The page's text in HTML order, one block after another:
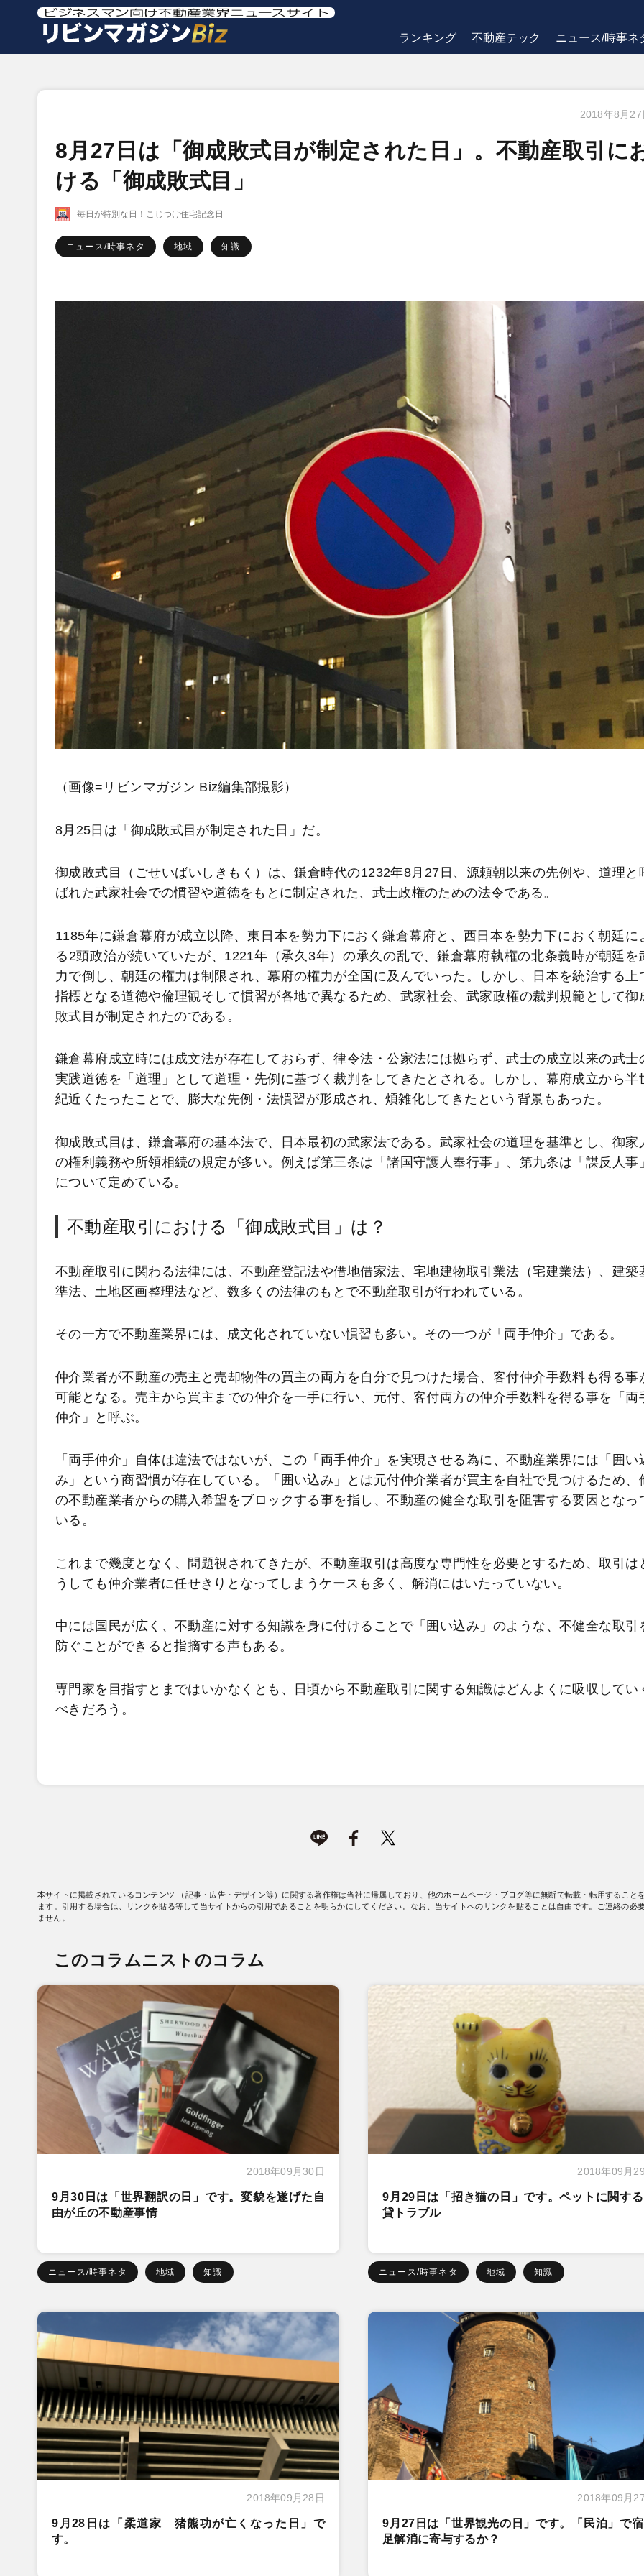
ランキング 不動産テック ニュース/時事ネ
2018年8月27
8月27日は「御成敗式目が制定された日」。不動産取引に
ける「御成敗式目」
毎日が特別な日！こじつけ住宅記念日
ニュース/時事ネタ 地域 知識
（画像=リビンマガジン Biz編集部撮影）
8月25日は「御成敗式目が制定された日」だ。
御成敗式目（ごせいばいしきもく）は、鎌倉時代の1232年8月27日、源頼朝以来の先例や、道理と
ばれた武家社会での慣習や道徳をもとに制定された、武士政権のための法令である。
1185年に鎌倉幕府が成立以降、東日本を勢力下におく鎌倉幕府と、西日本を勢力下におく朝廷に
る2頭政治が続いていたが、1221年（承久3年）の承久の乱で、鎌倉幕府執権の北条義時が朝廷を
力で倒し、朝廷の権力は制限され、幕府の権力が全国に及んでいった。しかし、日本を統治する上
指標となる道徳や倫理観そして慣習が各地で異なるため、武家社会、武家政権の裁判規範として御
敗式目が制定されたのである。
鎌倉幕府成立時には成文法が存在しておらず、律令法・公家法には拠らず、武士の成立以来の武士
実践道徳を「道理」として道理・先例に基づく裁判をしてきたとされる。しかし、幕府成立から半
紀近くたったことで、膨大な先例・法慣習が形成され、煩雑化してきたという背景もあった。
御成敗式目は、鎌倉幕府の基本法で、日本最初の武家法である。武家社会の道理を基準とし、御家
の権利義務や所領相続の規定が多い。例えば第三条は「諸国守護人奉行事」、第九条は「謀反人事」
について定めている。
不動産取引における「御成敗式目」は？
不動産取引に関わる法律には、不動産登記法や借地借家法、宅地建物取引業法（宅建業法）、建築
準法、土地区画整理法など、数多くの法律のもとで不動産取引が行われている。
その一方で不動産業界には、成文化されていない慣習も多い。その一つが「両手仲介」である。
仲介業者が不動産の売主と売却物件の買主の両方を自分で見つけた場合、客付仲介手数料も得る事
可能となる。売主から買主までの仲介を一手に行い、元付、客付両方の仲介手数料を得る事を「両
仲介」と呼ぶ。
「両手仲介」自体は違法ではないが、この「両手仲介」を実現させる為に、不動産業界には「囲い
み」という商習慣が存在している。「囲い込み」とは元付仲介業者が買主を自社で見つけるため、
の不動産業者からの購入希望をブロックする事を指し、不動産の健全な取引を阻害する要因となっ
いる。
これまで幾度となく、問題視されてきたが、不動産取引は高度な専門性を必要とするため、取引は
うしても仲介業者に任せきりとなってしまうケースも多く、解消にはいたっていない。
中には国民が広く、不動産に対する知識を身に付けることで「囲い込み」のような、不健全な取引
防ぐことができると指摘する声もある。
専門家を目指すとまではいかなくとも、日頃から不動産取引に関する知識はどんよくに吸収してい
べきだろう。
本サイトに掲載されているコンテンツ （記事・広告・デザイン等）に関する著作権は当社に帰属しており、他のホームページ・ブログ等に無断で転載・転用すること
ます。引用する場合は、リンクを貼る等して当サイトからの引用であることを明らかにしてください。なお、当サイトへのリンクを貼ることは自由です。ご連絡の必
ません。
このコラムニストのコラム
2018年09月30日
9月30日は「世界翻訳の日」です。変貌を遂げた自
由が丘の不動産事情
ニュース/時事ネタ 地域 知識
2018年09月
9月29日は「招き猫の日」です。ペットに関す
貸トラブル
ニュース/時事ネタ 地域 知識
2018年09月28日
9月28日は「柔道家 猪熊功が亡くなった日」で
す。
2018年09月
9月27日は「世界観光の日」です。「民泊」で
足解消に寄与するか？